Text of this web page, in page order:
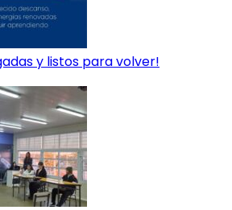
y listos para volver!